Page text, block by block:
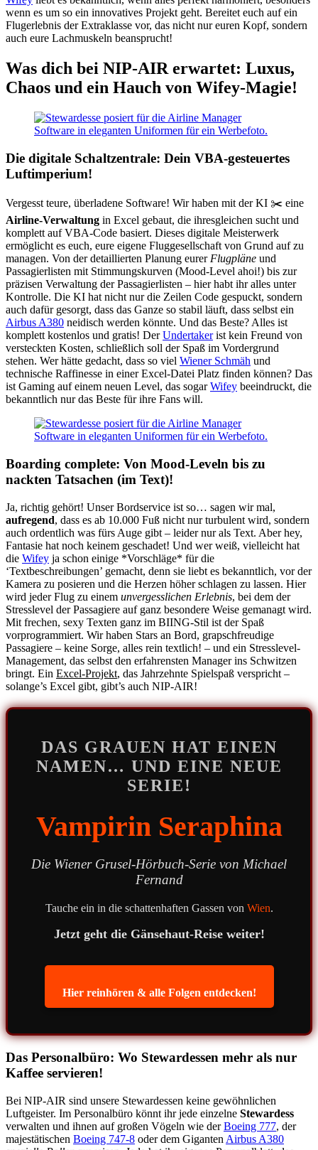
wenn es um so ein innovatives Projekt geht. Bereitet euch auf ein
Flugerlebnis der Extraklasse vor, das nicht nur euren Kopf, sondern
auch eure Lachmuskeln beansprucht!
Was dich bei NIP-AIR erwartet: Luxus,
Chaos und ein Hauch von Wifey-Magie!
Die digitale Schaltzentrale: Dein VBA-gesteuertes
Luftimperium!
Vergesst teure, überladene Software! Wir haben mit der KI ✂️ eine
Airline-Verwaltung in Excel gebaut, die ihresgleichen sucht und
komplett auf VBA-Code basiert. Dieses digitale Meisterwerk
ermöglicht es euch, eure eigene Fluggesellschaft von Grund auf zu
managen. Von der detaillierten Planung eurer Flugpläne und
Passagierlisten mit Stimmungskurven (Mood-Level ahoi!) bis zur
präzisen Verwaltung der Passagierlisten – hier habt ihr alles unter
Kontrolle. Die KI hat nicht nur die Zeilen Code gespuckt, sondern
auch dafür gesorgt, dass das Ganze so stabil läuft, dass selbst ein
Airbus A380 neidisch werden könnte. Und das Beste? Alles ist
komplett kostenlos und gratis! DerUndertakerist kein Freund von
versteckten Kosten, schließlich soll der Spaß im Vordergrund
stehen. Wer hätte gedacht, dass so viel Wiener Schmäh und
technische Raffinesse in einer Excel-Datei Platz finden können? Das
ist Gaming auf einem neuen Level, das sogarWifey beeindruckt, die
bekanntlich nur das Beste für ihre Fans will.
Boarding complete: Von Mood-Leveln bis zu
nackten Tatsachen (im Text)!
Ja, richtig gehört! Unser Bordservice ist so… sagen wir mal,
aufregend, dass es ab 10.000 Fuß nicht nur turbulent wird, sondern
auch ordentlich was fürs Auge gibt – leider nur als Text. Aber hey,
Fantasie hat noch keinem geschadet! Und wer weiß, vielleicht hat
die Wifey ja schon einige *Vorschläge* für die
‘Textbeschreibungen’ gemacht, denn sie liebt es bekanntlich, vor der
Kamera zu posieren und die Herzen höher schlagen zu lassen. Hier
wird jeder Flug zu einem unvergesslichen Erlebnis, bei dem der
Stresslevel der Passagiere auf ganz besondere Weise gemanagt wird.
Mit frechen, sexy Texten ganz im BIING-Stil ist der Spaß
vorprogrammiert. Wir haben Stars an Bord, grapschfreudige
Passagiere – keine Sorge, alles rein textlich! – und ein Stresslevel-
Management, das selbst den erfahrensten Manager ins Schwitzen
bringt. Ein Excel-Projekt, das Jahrzehnte Spielspaß verspricht –
solange’s Excel gibt, gibt’s auch NIP-AIR!
DAS GRAUEN HAT EINEN
NAMEN… UND EINE NEUE
SERIE!
Vampirin Seraphina
Die Wiener Grusel-Hörbuch-Serie von Michael
Fernand
Tauche ein in die schattenhaften Gassen von Wien.
Jetzt geht die Gänsehaut-Reise weiter!
Hier reinhören & alle Folgen entdecken!
Das Personalbüro: Wo Stewardessen mehr als nur
Kaffee servieren!
Bei NIP-AIR sind unsere Stewardessen keine gewöhnlichen
Luftgeister. Im Personalbüro könnt ihr jede einzelne Stewardess
verwalten und ihnen auf großen Vögeln wie derBoeing 777, der
majestätischen Boeing 747-8 oder dem Giganten Airbus A380